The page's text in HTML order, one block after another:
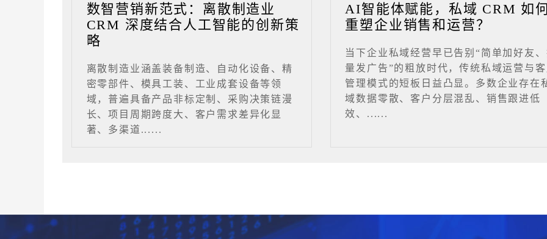
数智营销新范式：离散制造业
CRM 深度结合人工智能的创新策
略
离散制造业涵盖装备制造、自动化设备、精
密零部件、模具工装、工业成套设备等领
域，普遍具备产品非标定制、采购决策链漫
长、项目周期跨度大、客户需求差异化显
著、多渠道......
AI智能体赋能，私域 CRM 如
重塑企业销售和运营？
当下企业私域经营早已告别“简单加好友
量发广告”的粗放时代，传统私域运营与客
管理模式的短板日益凸显。多数企业存在
域数据零散、客户分层混乱、销售跟进低
效、......